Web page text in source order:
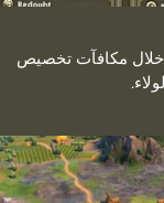
مكافآت تخصيص